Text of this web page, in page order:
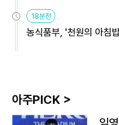
원
18분전
농식품부, '천원의 아침
아주PICK >